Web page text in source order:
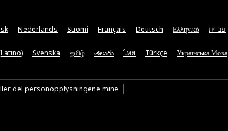
Nederlands Suomi Français Deutsch Ελληνικά עברית
Svenska தமிழ் తెలుగు ไทย Türkçe Українська Мова
del personopplysningene mine